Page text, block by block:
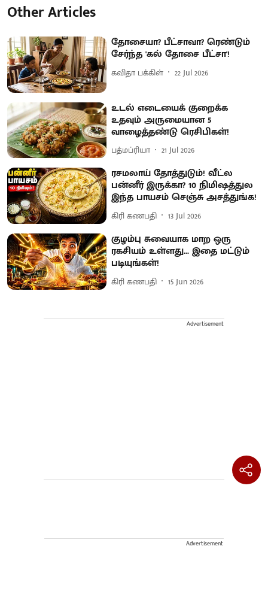
Other Articles
தோசையா? பீட்சாவா? ரெண்டும்
சேர்ந்த 'கல் தோசை பீட்சா'!
கவிதா பக்கிள் 22 Jul 2026
உடல் எடையைக் குறைக்க
உதவும் அருமையான 5
வாழைத்தண்டு ரெசிபிகள்!
பத்மப்ரியா 21 Jul 2026
ரசமலாய் தோத்துடும்! வீட்ல
பன்னீர் இருக்கா? 10 நிமிஷத்துல
இந்த பாயசம் செஞ்சு அசத்துங்க!
கிரி கணபதி 13 Jul 2026
குழம்பு சுவையாக மாற ஒரு
ரகசியம் உள்ளது... இதை மட்டும்
படியுங்கள்!
கிரி கணபதி 15 Jun 2026
Advertisement
Advertisement